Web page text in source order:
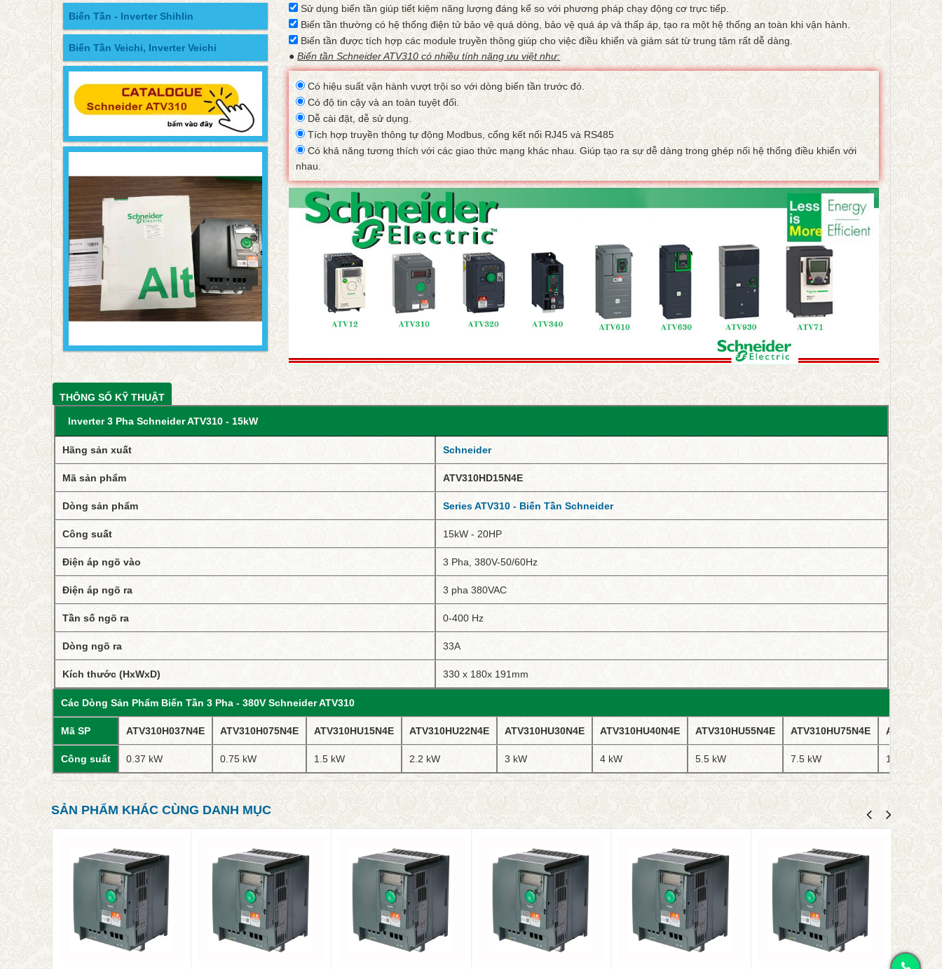
Biến Tần - Inverter Shihlin
Biến Tần Veichi, Inverter Veichi
Sử dụng biến tần giúp tiết kiệm năng lượng đáng kể so với phương pháp chạy động cơ trực tiếp.
Biến tần thường có hệ thống điện tử bảo vệ quá dòng, bảo vệ quá áp và thấp áp, tạo ra một hệ thống an toàn khi vận hành.
Biến tần được tích hợp các module truyền thông giúp cho việc điều khiển và giám sát từ trung tâm rất dễ dàng.
●Biến tần Schneider ATV310 có nhiều tính năng ưu việt như:
Có hiệu suất vận hành vượt trội so với dòng biến tần trước đó.
Có độ tin cậy và an toàn tuyệt đối.
Dễ cài đặt, dễ sử dụng.
Tích hợp truyền thông tự động Modbus, cổng kết nối RJ45 và RS485
Có khả năng tương thích với các giao thức mạng khác nhau. Giúp tạo ra sự dễ dàng trong ghép nối hệ thống điều khiển với
nhau.
THÔNG SỐ KỸ THUẬT
Inverter 3 Pha Schneider ATV310 - 15kW
Hãng sản xuất Schneider
Mã sản phẩm ATV310HD15N4E
Dòng sản phẩm Series ATV310 - Biến Tần Schneider
Công suất 15kW - 20HP
Điện áp ngõ vào 3 Pha, 380V-50/60Hz
Điện áp ngõ ra 3 pha 380VAC
Tần số ngõ ra 0-400 Hz
Dòng ngõ ra 33A
Kích thước (HxWxD) 330 x 180x 191mm
Các Dòng Sản Phẩm Biến Tần 3 Pha - 380V Schneider ATV310
Mã SP ATV310H037N4E ATV310H075N4E ATV310HU15N4E ATV310HU22N4E ATV310HU30N4E ATV310HU40N4E ATV310HU55N4E ATV310HU75N4E
Công suất 0.37 kW 0.75 kW 1.5 kW 2.2 kW 3 kW 4 kW 5.5 kW 7.5 kW 11 kW
SẢN PHẨM KHÁC CÙNG DANH MỤC